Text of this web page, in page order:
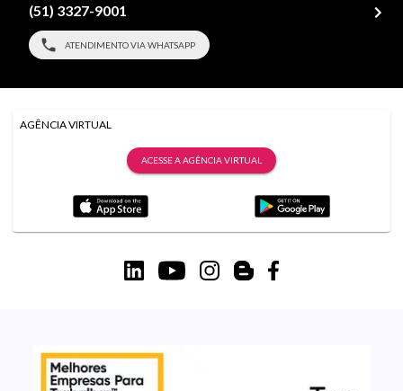
(51) 3327-9001
ATENDIMENTO VIA WHATSAPP
AGÊNCIA VIRTUAL
ACESSE A AGÊNCIA VIRTUAL